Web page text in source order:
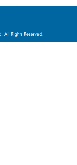
当社と会員の間で成
を意味する。
用新案権、商標権、
し、又はこれらの権
意味する。